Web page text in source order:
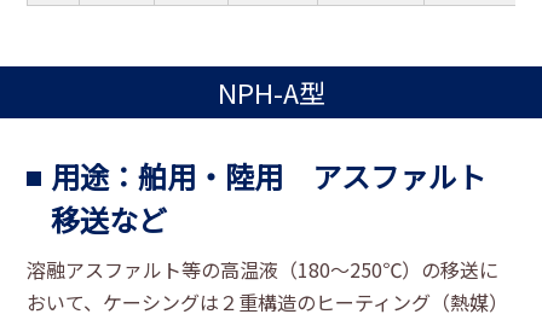
NPH-A型
用途：舶用・陸用 アスファルト
移送など
溶融アスファルト等の高温液（180～250℃）の移送に
おいて、ケーシングは２重構造のヒーティング（熱媒）